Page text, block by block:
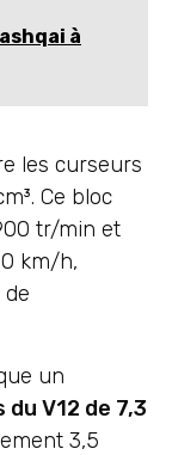
à
les curseurs
Ce bloc
tr/min et
km/h,
un
V12 de 7,3
3,5